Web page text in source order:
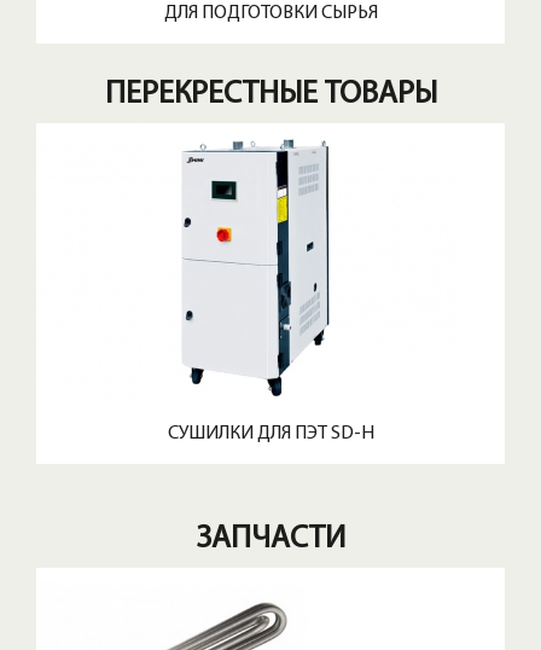
ДЛЯ ПОДГОТОВКИ СЫРЬЯ
ПЕРЕКРЕСТНЫЕ ТОВАРЫ
СУШИЛКИ ДЛЯ ПЭТ SD-H
ЗАПЧАСТИ